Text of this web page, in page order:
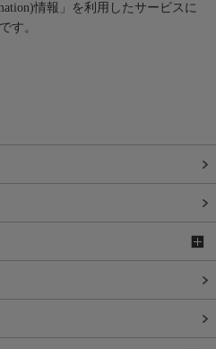
情報」を利用したサービスに
す。